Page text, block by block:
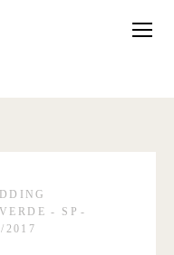
- SP
2017